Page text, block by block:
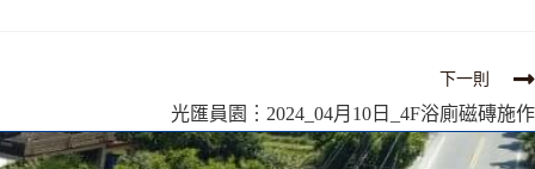
下一則
光匯員園︙2024_04月10日_4F浴廁磁磚施作